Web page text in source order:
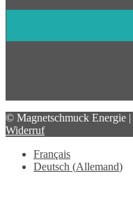
© Magnetschmuck Energie |
Widerruf
Français
Deutsch (Allemand)